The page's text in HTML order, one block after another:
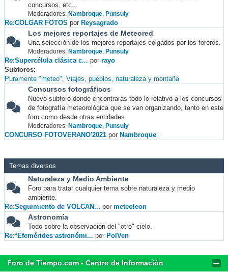
concursos, etc...
Moderadores: Nambroque, Punsuly
Re:COLGAR FOTOS por Reysagrado
Los mejores reportajes de Meteored
Una selección de los mejores reportajes colgados por los foreros.
Moderadores: Nambroque, Punsuly
Re:Supercélula clásica c... por rayo
Subforos
Puramente "meteo" Viajes, pueblos, naturaleza y montaña
Concursos fotográficos
Nuevo subforo donde encontrarás todo lo relativo a los concursos
de fotografía meteorológica que se van organizando, tanto en este
foro como desde otras entidades.
Moderadores: Nambroque, Punsuly
CONCURSO FOTOVERANO'2021 por Nambroque
Temas diversos
Naturaleza y Medio Ambiente
Foro para tratar cualquier tema sobre naturaleza y medio
ambiente.
Re:Seguimiento de VOLCAN... por meteoleon
Astronomía
Todo sobre la observación del "otro" cielo.
Re:*Efemérides astronómi... por PolVen
Foro de Tiempo.com - Centro de Información